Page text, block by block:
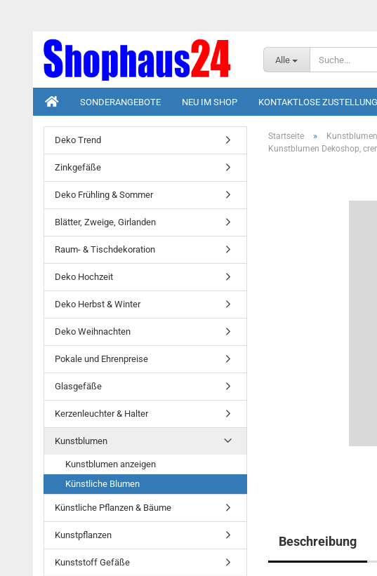
Alle
SONDERANGEBOTE NEU IM SHOP KONTAKTLOSE ZUSTELLUNG
Startseite » Kunstblumen
Kunstblumen Dekoshop,
Beschreibung
Deko Trend
Zinkgefäße
Deko Frühling & Sommer
Blätter, Zweige, Girlanden
Raum- & Tischdekoration
Deko Hochzeit
Deko Herbst & Winter
Deko Weihnachten
Pokale und Ehrenpreise
Glasgefäße
Kerzenleuchter & Halter
Kunstblumen
Kunstblumen anzeigen
Künstliche Blumen
Künstliche Pflanzen & Bäume
Kunstpflanzen
Kunststoff Gefäße